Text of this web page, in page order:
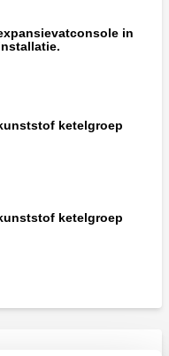
in
ketelgroep
ketelgroep